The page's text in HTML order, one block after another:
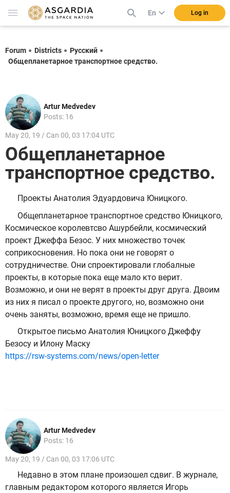
En Log in
Forum Districts
Русский
Общепланетарное транспортное средство.
Artur Medvedev
Posts: 16
May 20, 19 / Can 00, 03 17:04 UTC
Общепланетарное
транспортное средство.
Проекты Анатолия Эдуардовича Юницкого.
Общепланетарное транспортное средство Юницкого,
Космическое королевтсво Ашурбейли, космический
проект Джеффа Безос. У них множество точек
соприкосновения. Но пока они не говорят о
сотрудничестве. Они спроектировали глобалные
проекты, в которые пока еще мало кто верит.
Возможно, и они не верят в проекты друг друга. Двоим
из них я писал о проекте другого, но, возможно они
очень заняты, возможно, время еще не пришло.
Открытое письмо Анатолия Юницкого Джеффу
Безосу и Илону Маску
https://rsw-systems.com/news/open-letter
Artur Medvedev
Posts: 16
May 20, 19 / Can 00, 03 17:06 UTC
Недавно в этом плане произошел сдвиг. В журнале,
главным редактором которого является Игорь